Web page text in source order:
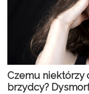
Czemu niektórzy
brzydcy?